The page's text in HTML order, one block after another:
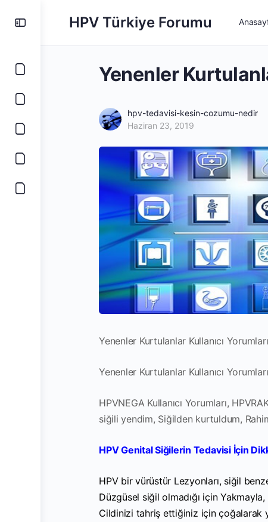
HPV Türkiye Forumu
Yenenler
hpv-tedavisi-kesin-cozumu-nedir
Haziran 23, 2019
Yenenler Kurtulanlar Kullanıcı
Yenenler Kurtulanlar Kullanıcı
HPVNEGA Kullanıcı Yorumları,
siğili yendim, Siğilden kurtuldum,
HPV Genital Siğilerin Tedavisi İçin
HPV bir vürüstür Lezyonları, siğil
Düzgüsel siğil olmadığı için
Cildinizi tahriş ettiğiniz için çoğalarak